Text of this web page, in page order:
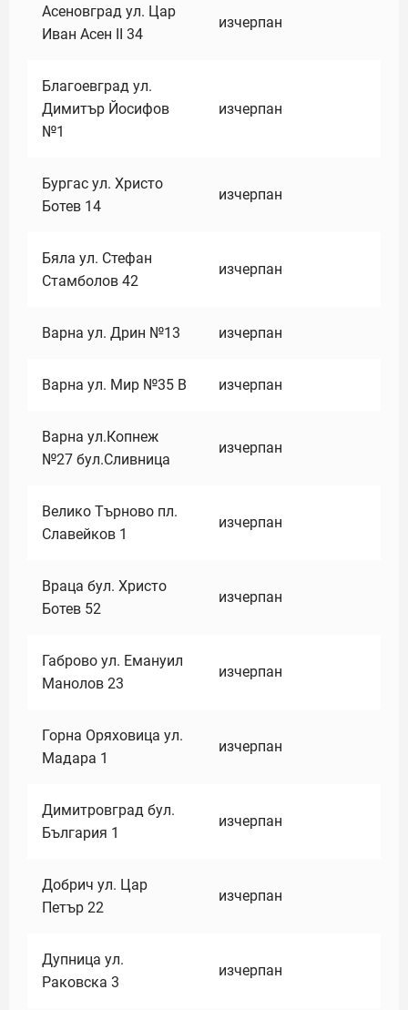
Асеновград ул. Цар
Иван Асен II 34
изчерпан
Благоевград ул.
Димитър Йосифов
№1
изчерпан
Бургас ул. Христо
Ботев 14
изчерпан
Бяла ул. Стефан
Стамболов 42
изчерпан
Варна ул. Дрин №13 изчерпан
Варна ул. Мир №35 В изчерпан
Варна ул.Копнеж
№27 бул.Сливница
изчерпан
Велико Търново пл.
Славейков 1
изчерпан
Враца бул. Христо
Ботев 52
изчерпан
Габрово ул. Емануил
Манолов 23
изчерпан
Горна Оряховица ул.
Мадара 1
изчерпан
Димитровград бул.
България 1
изчерпан
Добрич ул. Цар
Петър 22
изчерпан
Дупница ул.
Раковска 3
изчерпан